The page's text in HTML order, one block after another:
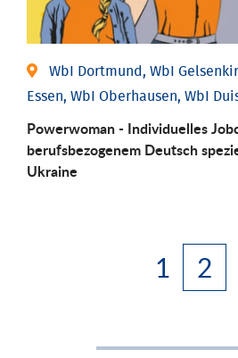
WbI Dortmund, WbI
Essen, WbI Oberhausen, WbI
Powerwoman - Individuelles
berufsbezogenem Deutsch
Ukraine
1 2